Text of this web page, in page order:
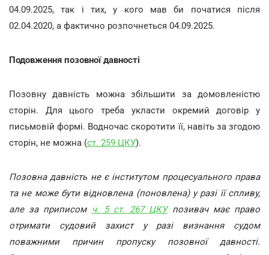
04.09.2025, так і тих, у кого мав би початися після
02.04.2020, а фактично розпочнеться 04.09.2025.
Подовження позовної давності
Позовну давність можна збільшити за домовленістю
сторін. Для цього треба укласти окремий договір у
письмовій формі. Водночас скоротити її, навіть за згодою
сторін, не можна (ст. 259 ЦКУ).
Позовна давність не є інститутом процесуального права
та не може бути відновлена (поновлена) у разі її спливу,
але за приписом ч. 5 ст. 267 ЦКУпозивач має право
отримати судовий захист у разі визнання судом
поважними причин пропуску позовної давності.